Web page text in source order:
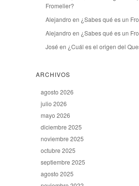
Fromelier?
Alejandro en ¿Sabes qué es un
Alejandro en ¿Sabes qué es un
José en ¿Cuál es el origen del
ARCHIVOS
agosto 2026
julio 2026
mayo 2026
diciembre 2025
noviembre 2025
octubre 2025
septiembre 2025
agosto 2025